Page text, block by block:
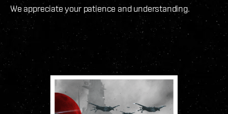
We appreciate your patience and understanding.